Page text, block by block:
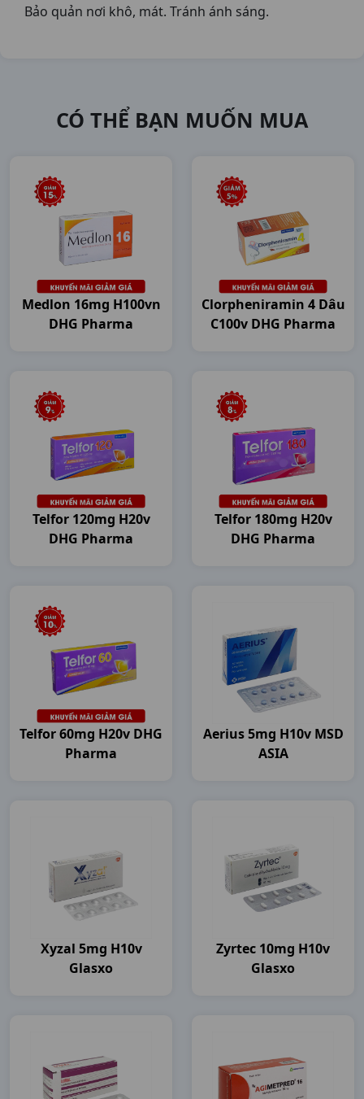
Bảo quản nơi khô, mát. Tránh ánh sáng.
CÓ THỂ BẠN MUỐN MUA
Medlon 16mg H100vn
DHG Pharma
Clorpheniramin 4 Dâu
C100v DHG Pharma
Telfor 120mg H20v
DHG Pharma
Telfor 180mg H20v
DHG Pharma
Telfor 60mg H20v DHG
Pharma
Aerius 5mg H10v MSD
ASIA
Xyzal 5mg H10v
Glasxo
Zyrtec 10mg H10v
Glasxo